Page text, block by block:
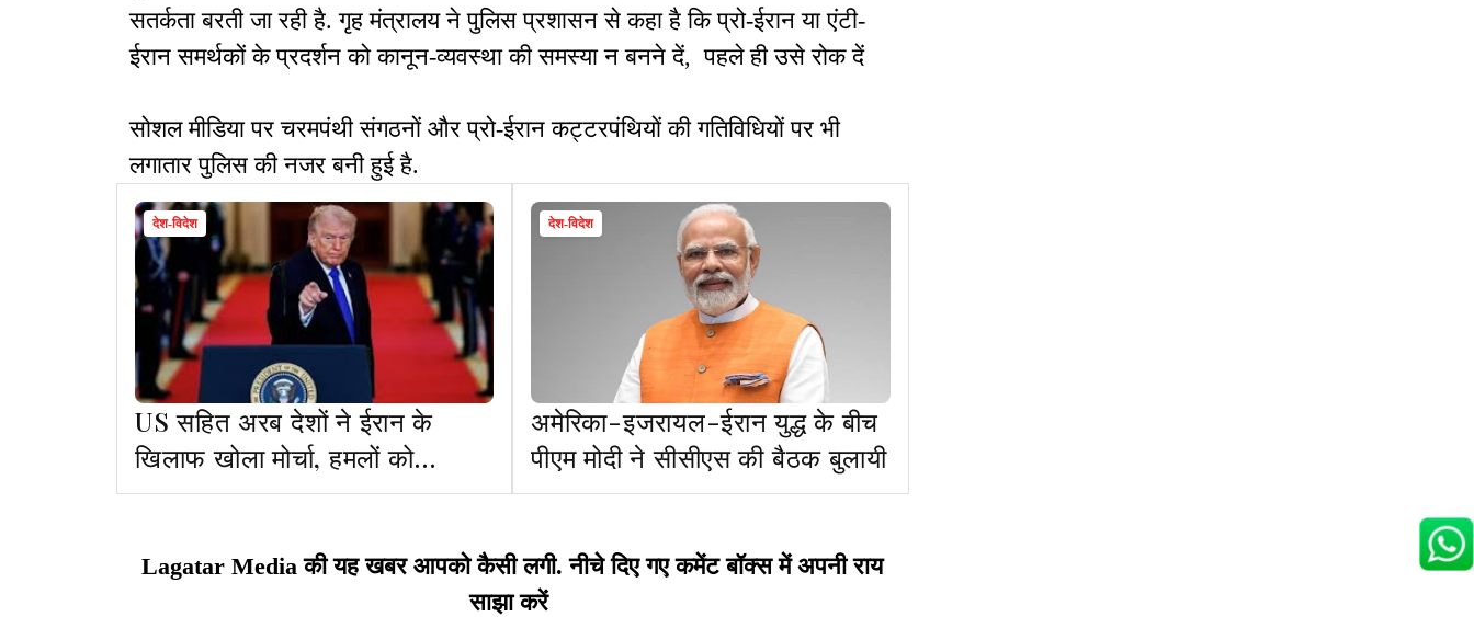
सतर्कता बरती जा रही है. गृह मंत्रालय ने पुलिस प्रशासन से कहा है कि प्रो-ईरान या एंटी-
ईरान समर्थकों के प्रदर्शन को कानून-व्यवस्था की समस्या न बनने दें, पहले ही उसे रोक दें
सोशल मीडिया पर चरमपंथी संगठनों और प्रो-ईरान कट्टरपंथियों की गतिविधियों पर भी
लगातार पुलिस की नजर बनी हुई है.
देश-विदेश
US सहित अरब देशों ने ईरान के
खिलाफ खोला मोर्चा, हमलों को
संप्रभुता का उल्लंघन बताया
देश-विदेश
अमेरिका-इजरायल-ईरान युद्ध के बीच
पीएम मोदी ने सीसीएस की बैठक बुलायी
Lagatar Media की यह खबर आपको कैसी लगी. नीचे दिए गए कमेंट बॉक्स में अपनी राय
साझा करें